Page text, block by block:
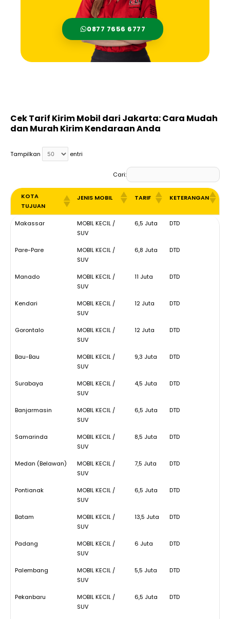
0877 7656 6777
Cek Tarif Kirim Mobil dari Jakarta: Cara Mudah
dan Murah Kirim Kendaraan Anda
Tampilkan entri
Cari:
KOTA
TUJUAN
JENIS MOBIL TARIF KETERANGAN
KOTA
JENIS MOBIL TARIF KETERANGAN
Makassar
MOBIL KECIL /
SUV
6,5 Juta DTD
Pare-Pare
MOBIL KECIL /
SUV
6,8 Juta DTD
Manado
MOBIL KECIL /
SUV
11 Juta DTD
Kendari
MOBIL KECIL /
SUV
12 Juta DTD
Gorontalo
MOBIL KECIL /
SUV
12 Juta DTD
Bau-Bau
MOBIL KECIL /
SUV
9,3 Juta DTD
Surabaya
MOBIL KECIL /
SUV
4,5 Juta DTD
Banjarmasin
MOBIL KECIL /
SUV
6,5 Juta DTD
Samarinda
MOBIL KECIL /
SUV
8,5 Juta DTD
Medan (Belawan)
MOBIL KECIL /
SUV
7,5 Juta DTD
Pontianak
MOBIL KECIL /
SUV
6,5 Juta DTD
Batam
MOBIL KECIL /
SUV
13,5 Juta DTD
Padang
MOBIL KECIL /
SUV
6 Juta DTD
Palembang
MOBIL KECIL /
SUV
5,5 Juta DTD
Pekanbaru
MOBIL KECIL /
SUV
6,5 Juta DTD